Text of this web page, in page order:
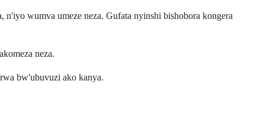
wumva umeze neza. Gufata nyinshi bishobora kongera
neza.
bw'ubuvuzi ako kanya.